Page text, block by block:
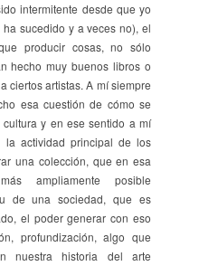
intermitente desde que yo
sucedido y a veces no), el
producir cosas, no sólo
hecho muy buenos libros o
ciertos artistas. A mí siempre
esa cuestión de cómo se
y en ese sentido a mí
actividad principal de los
una colección, que en esa
ampliamente posible
de una sociedad, que es
el poder generar con eso
profundización, algo que
nuestra historia del arte